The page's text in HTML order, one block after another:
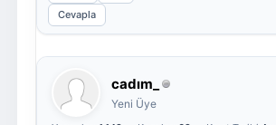
Cevapla
cadım_
Yeni Üye